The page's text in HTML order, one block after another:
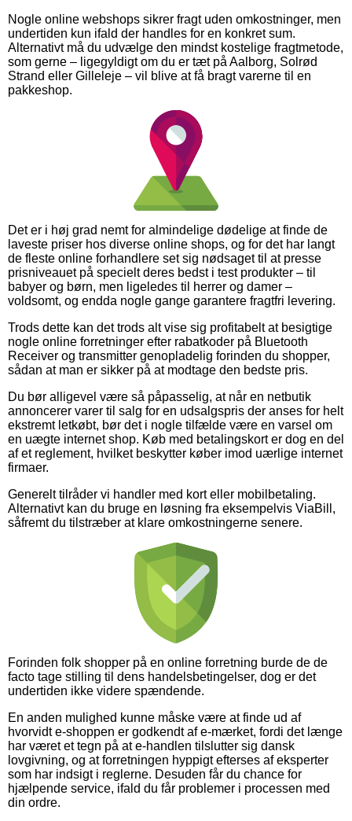
Nogle online webshops sikrer fragt uden omkostninger, men
undertiden kun ifald der handles for en konkret sum.
Alternativt må du udvælge den mindst kostelige fragtmetode,
som gerne – ligegyldigt om du er tæt på Aalborg, Solrød
Strand eller Gilleleje – vil blive at få bragt varerne til en
pakkeshop.
Det er i høj grad nemt for almindelige dødelige at finde de
laveste priser hos diverse online shops, og for det har langt
de fleste online forhandlere set sig nødsaget til at presse
prisniveauet på specielt deres bedst i test produkter – til
babyer og børn, men ligeledes til herrer og damer –
voldsomt, og endda nogle gange garantere fragtfri levering.
Trods dette kan det trods alt vise sig profitabelt at besigtige
nogle online forretninger efter rabatkoder på Bluetooth
Receiver og transmitter genopladelig forinden du shopper,
sådan at man er sikker på at modtage den bedste pris.
Du bør alligevel være så påpasselig, at når en netbutik
annoncerer varer til salg for en udsalgspris der anses for helt
ekstremt letkøbt, bør det i nogle tilfælde være en varsel om
en uægte internet shop. Køb med betalingskort er dog en del
af et reglement, hvilket beskytter køber imod uærlige internet
firmaer.
Generelt tilråder vi handler med kort eller mobilbetaling.
Alternativt kan du bruge en løsning fra eksempelvis ViaBill,
såfremt du tilstræber at klare omkostningerne senere.
Forinden folk shopper på en online forretning burde de de
facto tage stilling til dens handelsbetingelser, dog er det
undertiden ikke videre spændende.
En anden mulighed kunne måske være at finde ud af
hvorvidt e-shoppen er godkendt af e-mærket, fordi det længe
har været et tegn på at e-handlen tilslutter sig dansk
lovgivning, og at forretningen hyppigt efterses af eksperter
som har indsigt i reglerne. Desuden får du chance for
hjælpende service, ifald du får problemer i processen med
din ordre.